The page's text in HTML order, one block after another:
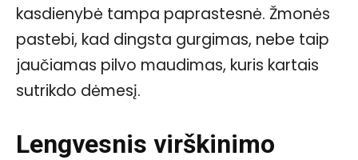
kasdienybė tampa paprastesnė. Žmonės
pastebi, kad dingsta gurgimas, nebe taip
jaučiamas pilvo maudimas, kuris kartais
sutrikdo dėmesį.
Lengvesnis virškinimo